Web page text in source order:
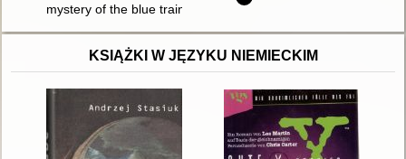
mystery of the blue train
KSIĄŻKI W JĘZYKU NIEMIECKIM